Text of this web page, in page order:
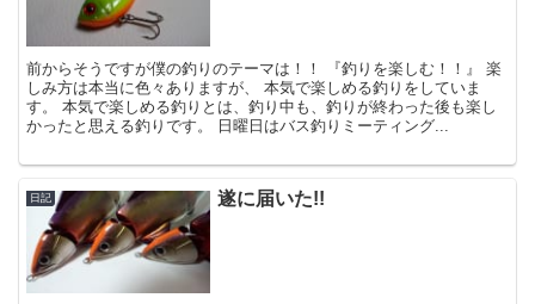
前からそうですが僕の釣りのテーマは！！ 『釣りを楽しむ！！』 楽
しみ方は本当に色々ありますが、 本気で楽しめる釣りをしていま
す。 本気で楽しめる釣りとは、釣り中も、釣りが終わった後も楽し
かったと思える釣りです。 日曜日はバス釣りミーティング...
日記 遂に届いた!!